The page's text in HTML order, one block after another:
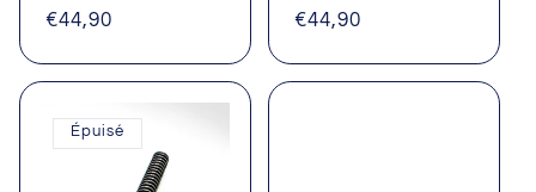
Prix
€44,90
Prix
€44,90
Épuisé